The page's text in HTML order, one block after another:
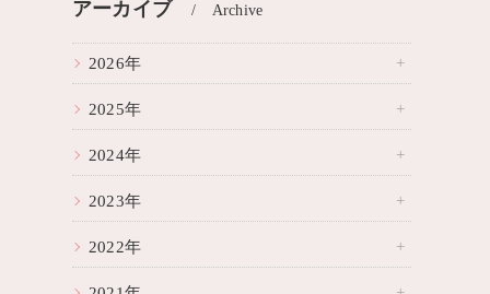
アーカイブ Archive
2026年
2025年
2024年
2023年
2022年